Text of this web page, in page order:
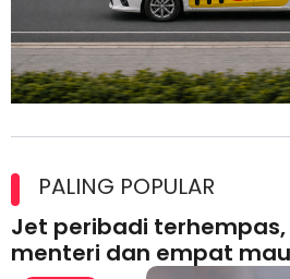
lesen separuh pertama 2026
PALING POPULAR
Jet peribadi
menteri dan empat